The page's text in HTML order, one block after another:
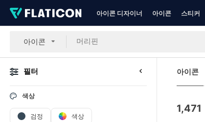
아이콘 디자이너 아이콘 스티커
아이콘
필터
색상
검정 색상
아이콘
1,471